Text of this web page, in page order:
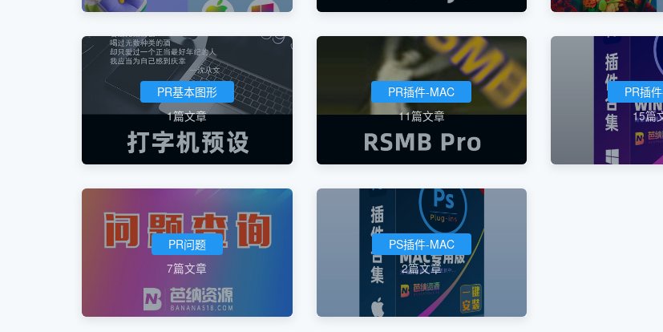
PR基本图形
1篇文章
PR插件-MAC
11篇文章
PR插
15篇
PR问题
7篇文章
PS插件-MAC
2篇文章